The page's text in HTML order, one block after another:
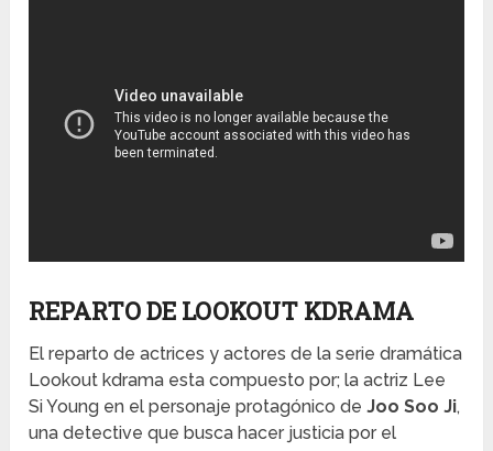
REPARTO DE LOOKOUT KDRAMA
El reparto de actrices y actores de la serie dramática
Lookout kdrama esta compuesto por; la actriz Lee
Si Young en el personaje protagónico deJoo Soo Ji,
una detective que busca hacer justicia por el